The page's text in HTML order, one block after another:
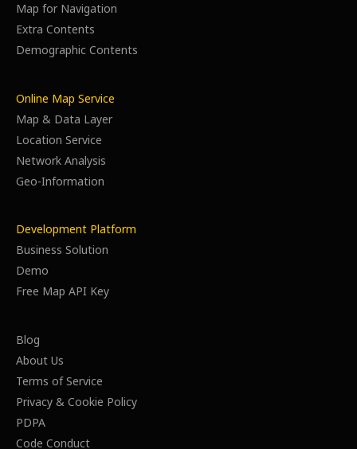
Map for Navigation
Extra Contents
Demographic Contents
Online Map Service
Map & Data Layer
Location Service
Network Analysis
Geo-Information
Development Platform
Business Solution
Demo
Free Map API Key
Blog
About Us
Terms of Service
Privacy & Cookie Policy
PDPA
Code Conduct